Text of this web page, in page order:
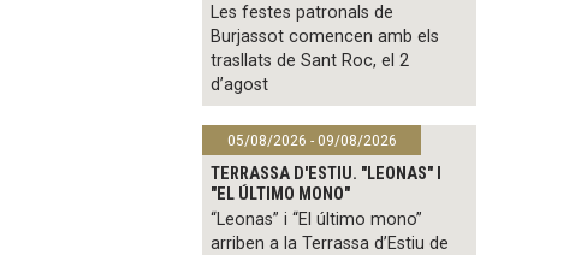
Les festes patronals de
Burjassot comencen amb els
trasllats de Sant Roc, el 2
d’agost
05/08/2026 - 09/08/2026
TERRASSA D'ESTIU. "LEONAS" I
"EL ÚLTIMO MONO"
“Leonas” i “El último mono”
arriben a la Terrassa d’Estiu de